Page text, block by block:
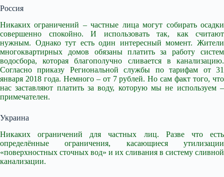
Россия
Никаких ограничений – частные лица могут собирать осадки
совершенно спокойно. И использовать так, как считают
нужным. Однако тут есть один интересный момент. Жители
многоквартирных домов обязаны платить за работу систем
водосбора, которая благополучно сливается в канализацию.
Согласно приказу Региональной службы по тарифам от 31
января 2018 года. Немного – от 7 рублей. Но сам факт того, что
нас заставляют платить за воду, которую мы не используем –
примечателен.
Украина
Никаких ограничений для частных лиц. Разве что есть
определённые ограничения, касающиеся утилизации
«поверхностных сточных вод» и их сливания в систему сливной
канализации.